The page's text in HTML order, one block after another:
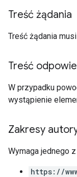
Treść żądania
Treść żądania
Treść
W przypadku
wystąpienie
Zakresy
Wymaga jednego
https://